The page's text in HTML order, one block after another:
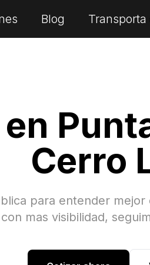
Blog
Cerro
para entender
con mas visibilidad,